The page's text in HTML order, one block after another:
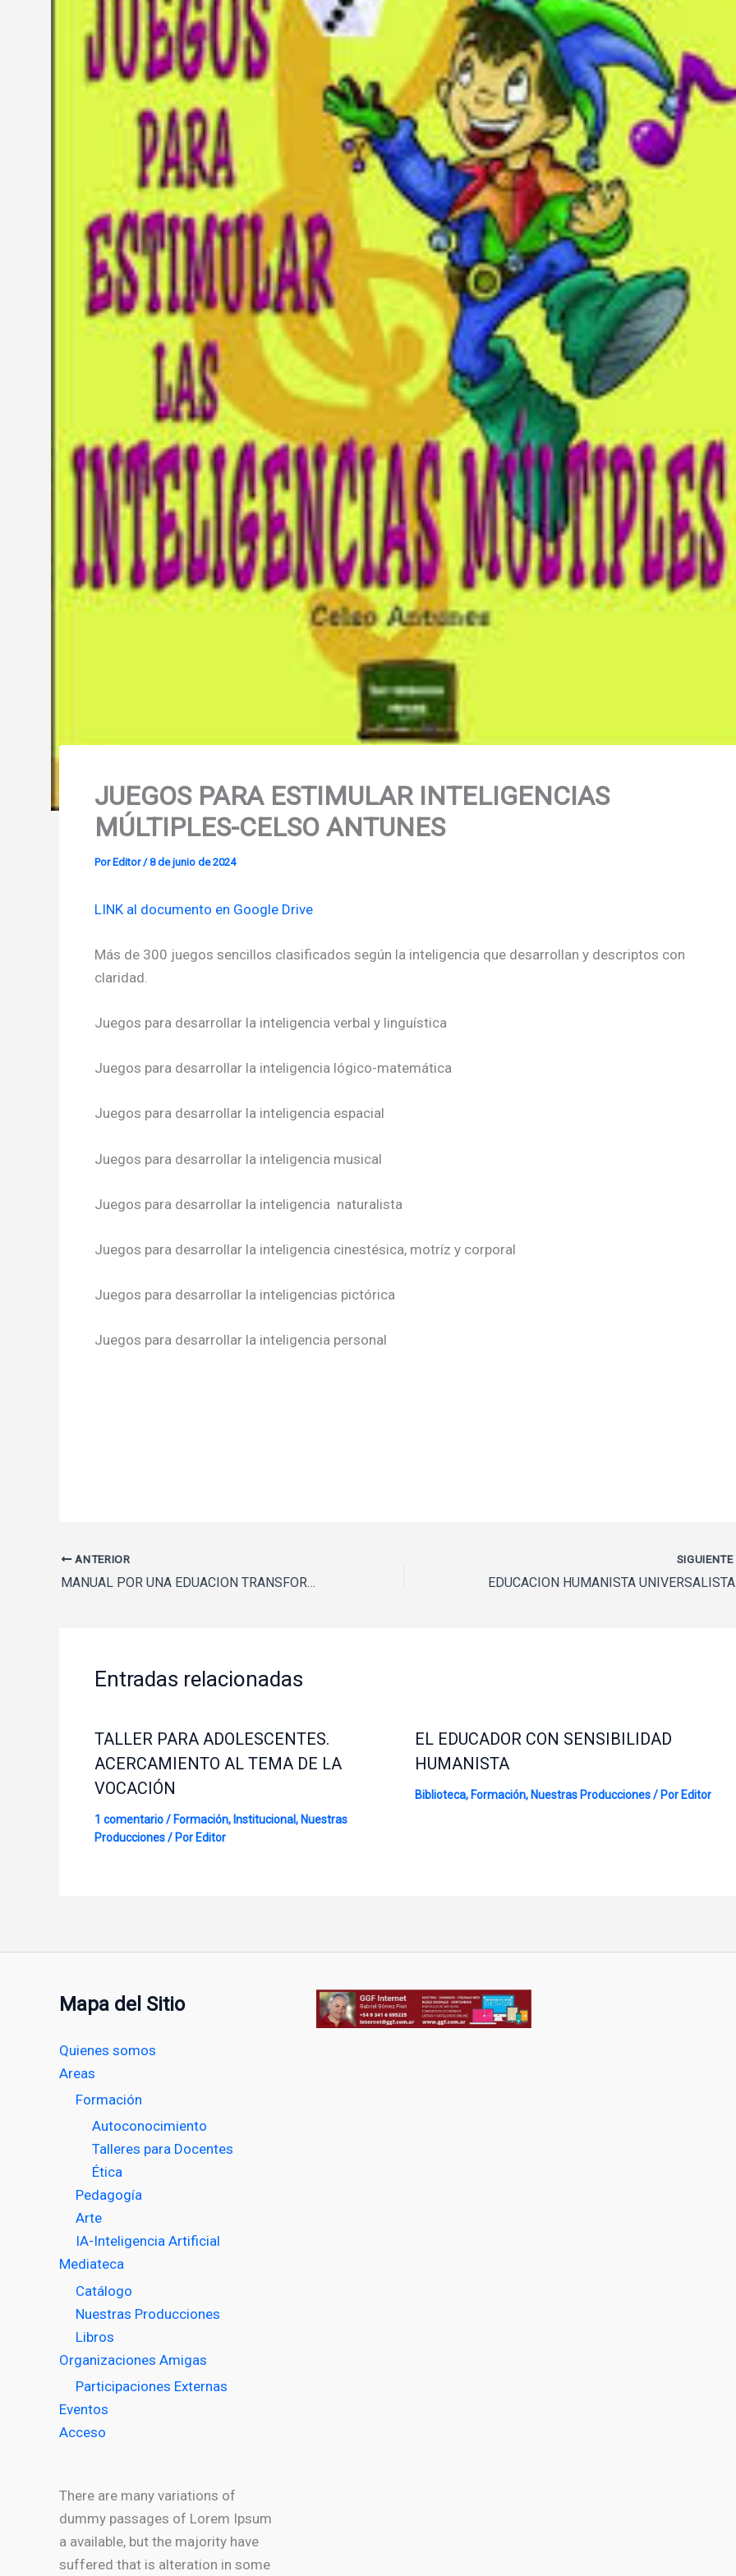
JUEGOS PARA ESTIMULAR INTELIGENCIAS
MÚLTIPLES-CELSO ANTUNES
PorEditor /8 de junio de 2024
LINK al documento en Google Drive
Más de 300 juegos sencillos clasificados según la inteligencia que desarrollan y descriptos con
claridad.
Juegos para desarrollar la inteligencia verbal y linguística
Juegos para desarrollar la inteligencia lógico-matemática
Juegos para desarrollar la inteligencia espacial
Juegos para desarrollar la inteligencia musical
Juegos para desarrollar la inteligencia naturalista
Juegos para desarrollar la inteligencia cinestésica, motríz y corporal
Juegos para desarrollar la inteligencias pictórica
Juegos para desarrollar la inteligencia personal
ANTERIOR
MANUAL POR UNA EDUACION TRANSFORMADORA.Daniel Robaldo-Matilde A. Dominguez-Andrea Fittipaldi-Carlos W. Guajardo-2014
SIGUIENTE
Entradas relacionadas
TALLER PARA ADOLESCENTES.
ACERCAMIENTO AL TEMA DE LA
VOCACIÓN
1 comentario / Formación, Institucional, Nuestras
Producciones/ Por Editor
EL EDUCADOR CON SENSIBILIDAD
HUMANISTA
Biblioteca, Formación, Nuestras Producciones/ Por Editor
Mapa del Sitio
Quienes somos
Areas
Formación
Autoconocimiento
Talleres para Docentes
Ética
Pedagogía
Arte
IA-Inteligencia Artificial
Mediateca
Catálogo
Nuestras Producciones
Libros
Organizaciones Amigas
Participaciones Externas
Eventos
Acceso
There are many variations of
dummy passages of Lorem Ipsum
a available, but the majority have
suffered that is alteration in some